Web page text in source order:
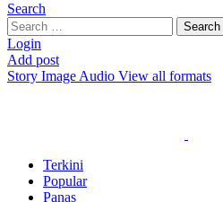
Search
Search
for:
Search
Login
Add post
Story Image Audio View all formats
Terkini
Popular
Panas